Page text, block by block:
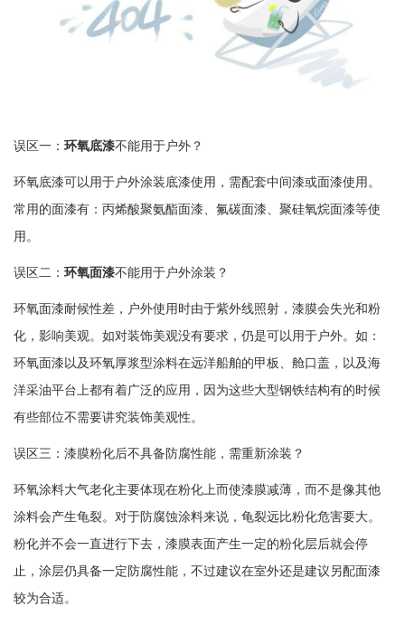
误区一： 环氧底漆不能用于户外？
环氧底漆可以用于户外涂装底漆使用，需配套中间漆或面漆使用。
常用的面漆有：丙烯酸聚氨酯面漆、氟碳面漆、聚硅氧烷面漆等使
用。
误区二： 环氧面漆不能用于户外涂装？
环氧面漆耐候性差，户外使用时由于紫外线照射，漆膜会失光和粉
化，影响美观。如对装饰美观没有要求，仍是可以用于户外。如：
环氧面漆以及环氧厚浆型涂料在远洋船舶的甲板、舱口盖，以及海
洋采油平台上都有着广泛的应用，因为这些大型钢铁结构有的时候
有些部位不需要讲究装饰美观性。
误区三：漆膜粉化后不具备防腐性能，需重新涂装？
环氧涂料大气老化主要体现在粉化上而使漆膜减薄，而不是像其他
涂料会产生龟裂。对于防腐蚀涂料来说，龟裂远比粉化危害要大。
粉化并不会一直进行下去，漆膜表面产生一定的粉化层后就会停
止，涂层仍具备一定防腐性能，不过建议在室外还是建议另配面漆
较为合适。